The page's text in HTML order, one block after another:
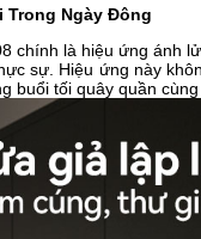
Trong Ngày Đông
chính là hiệu ứng ánh
sự. Hiệu ứng này
buổi tối quây quần